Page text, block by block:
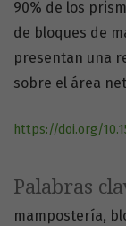
Palabras
mampostería
90% de los
de bloques de
presentan una
sobre el área
https://doi.org/